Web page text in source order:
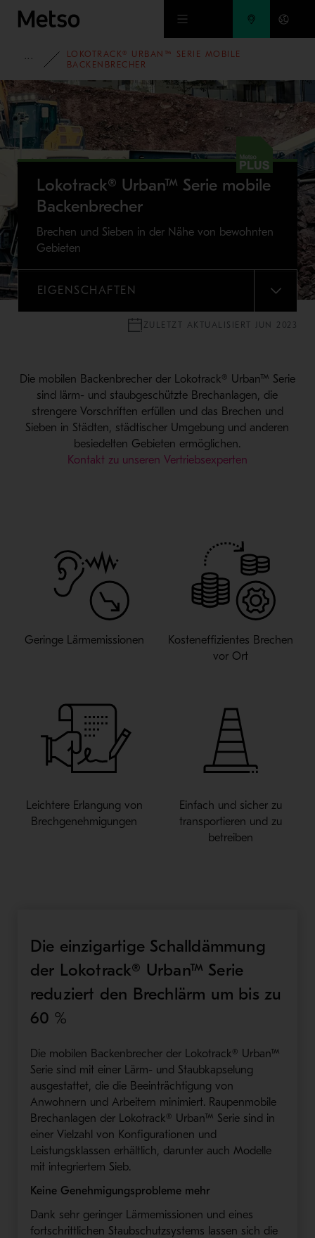
Zum Hauptinhalt springen
PORTFOLIO
LOKOTRACK® URBAN™ SERIE MOBILE
BACKENBRECHER
Lokotrack® Urban™ Serie mobile
Backenbrecher
Brechen und Sieben in der Nähe von bewohnten
Gebieten
EIGENSCHAFTEN
MENU
ZULETZT AKTUALISIERT JUN 2023
Die mobilen Backenbrecher der Lokotrack® Urban™ Serie
sind lärm- und staubgeschützte Brechanlagen, die
strengere Vorschriften erfüllen und das Brechen und
Sieben in Städten, städtischer Umgebung und anderen
besiedelten Gebieten ermöglichen.
Kontakt zu unseren Vertriebsexperten
Geringe Lärmemissionen
Kosteneffizientes Brechen
vor Ort
Leichtere Erlangung von
Brechgenehmigungen
Einfach und sicher zu
transportieren und zu
betreiben
Die einzigartige Schalldämmung
der Lokotrack® Urban™ Serie
reduziert den Brechlärm um bis zu
60 %
Die mobilen Backenbrecher der Lokotrack® Urban™
Serie sind mit einer Lärm- und Staubkapselung
ausgestattet, die die Beeinträchtigung von
Anwohnern und Arbeitern minimiert. Raupenmobile
Brechanlagen der Lokotrack® Urban™ Serie sind in
einer Vielzahl von Konfigurationen und
Leistungsklassen erhältlich, darunter auch Modelle
mit integriertem Sieb.
Keine Genehmigungsprobleme mehr
Dank sehr geringer Lärmemissionen und eines
fortschrittlichen Staubschutzsystems lassen sich die